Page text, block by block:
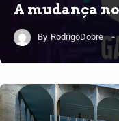
A mudança
By RodrigoDobre